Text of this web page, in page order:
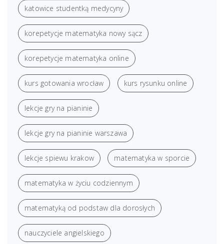
katowice studentką medycyny
korepetycje matematyka nowy sącz
korepetycje matematyka online
kurs gotowania wrocław kurs rysunku online
lekcje gry na pianinie
lekcje gry na pianinie warszawa
lekcje spiewu krakow matematyka w sporcie
matematyka w życiu codziennym
matematyką od podstaw dla dorosłych
nauczyciele angielskiego